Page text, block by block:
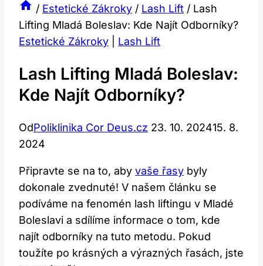
/ Estetické Zákroky / Lash Lift / Lash
Lifting Mladá Boleslav: Kde Najít Odborníky?
Estetické Zákroky
Lash Lift
Lash Lifting Mladá Boleslav:
Kde Najít Odborníky?
OdPoliklinika Cor Deus.cz 23. 10. 202415. 8.
2024
Připravte ⁤se ‍na to, aby vaše řasy byly
dokonale zvednuté! V⁢ našem ⁤článku ⁢se
podíváme na fenomén lash‌ liftingu ‌v Mladé
‍Boleslavi a sdílíme informace o tom, kde
najít odborníky na ⁣tuto metodu. ⁤Pokud
⁤toužíte po krásných a výrazných řasách, jste